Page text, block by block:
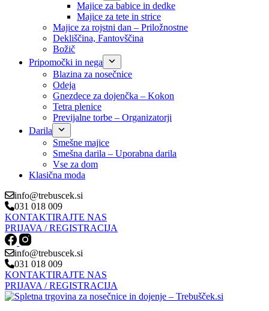
Majice za babice in dedke
Majice za tete in strice
Majice za rojstni dan – Priložnostne
Dekliščina, Fantovščina
Božič
Pripomočki in nega
Blazina za nosečnice
Odeja
Gnezdece za dojenčka – Kokon
Tetra plenice
Previjalne torbe – Organizatorji
Darila
Smešne majice
Smešna darila – Uporabna darila
Vse za dom
Klasična moda
info@trebuscek.si
031 018 009
KONTAKTIRAJTE NAS
PRIJAVA / REGISTRACIJA
info@trebuscek.si
031 018 009
KONTAKTIRAJTE NAS
PRIJAVA / REGISTRACIJA